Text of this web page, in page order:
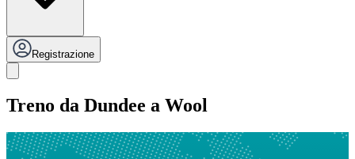
Registrazione
Treno da Dundee a Wool